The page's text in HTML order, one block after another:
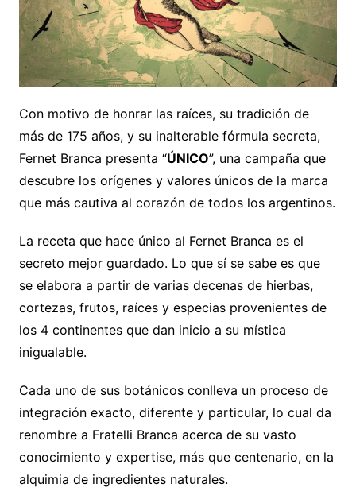
Con motivo de honrar las raíces, su tradición de
más de 175 años, y su inalterable fórmula secreta,
Fernet Branca presenta “ÚNICO”, una campaña que
descubre los orígenes y valores únicos de la marca
que más cautiva al corazón de todos los argentinos.
La receta que hace único al Fernet Branca es el
secreto mejor guardado. Lo que sí se sabe es que
se elabora a partir de varias decenas de hierbas,
cortezas, frutos, raíces y especias provenientes de
los 4 continentes que dan inicio a su mística
inigualable.
Cada uno de sus botánicos conlleva un proceso de
integración exacto, diferente y particular, lo cual da
renombre a Fratelli Branca acerca de su vasto
conocimiento y expertise, más que centenario, en la
alquimia de ingredientes naturales.